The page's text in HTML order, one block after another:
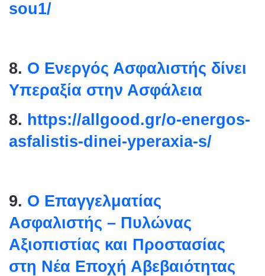
sou1/
8. Ο Ενεργός Ασφαλιστής δίνει
Υπεραξία στην Ασφάλεια
8. https://allgood.gr/o-energos-
asfalistis-dinei-yperaxia-s/
9. Ο Επαγγελματίας
Ασφαλιστής – Πυλώνας
Αξιοπιστίας και Προστασίας
στη Νέα Εποχή Αβεβαιότητας